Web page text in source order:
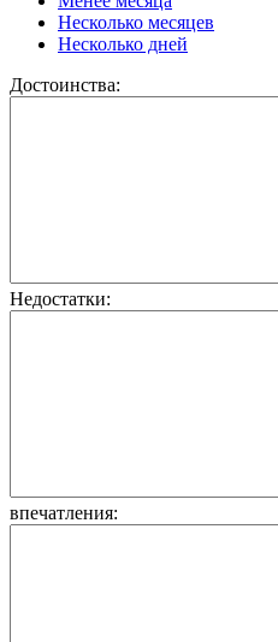
Несколько месяцев
Несколько дней
Достоинства:
Недостатки:
впечатления: